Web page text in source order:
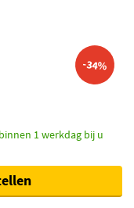
-34%
1 werkdag bij u